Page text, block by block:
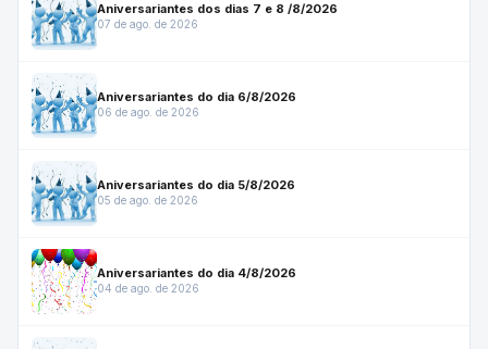
Aniversariantes dos dias 7 e 8 /8/2026
07 de ago. de 2026
Aniversariantes do dia 6/8/2026
06 de ago. de 2026
Aniversariantes do dia 5/8/2026
05 de ago. de 2026
Aniversariantes do dia 4/8/2026
04 de ago. de 2026